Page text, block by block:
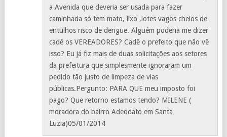
a Avenida que deveria ser usada para fazer
caminhada só tem mato, lixo ,lotes vagos cheios de
entulhos risco de dengue. Alguém poderia me dizer
cadê os VEREADORES? Cadê o prefeito que não vê
isso? Eu já fiz mais de duas solicitações aos setores
da prefeitura que simplesmente ignoraram um
pedido tão justo de limpeza de vias
públicas.Pergunto: PARA QUE meu imposto foi
pago? Que retorno estamos tendo? MILENE (
moradora do bairro Adeodato em Santa
Luzia)05/01/2014